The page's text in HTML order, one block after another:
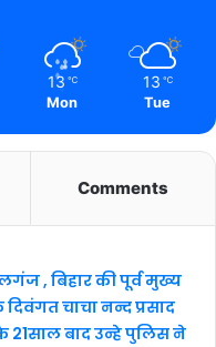
13 ℃
Mon
13 ℃
Tue
Comments
, बिहार की पूर्व मुख्य
दिवंगत चाचा नन्द प्रसाद
21साल बाद उन्हे पुलिस ने